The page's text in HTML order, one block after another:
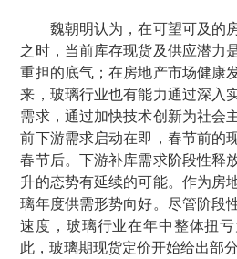
魏朝明认为，在可望可及的
之时，当前库存现货及供应潜力
重担的底气；在房地产市场健康
来，玻璃行业也有能力通过深入
需求，通过加快技术创新为社会
前下游需求启动在即，春节前的
春节后。下游补库需求阶段性释
升的态势有延续的可能。作为房
璃年度供需形势向好。尽管阶段
速度，玻璃行业在年中整体扭
此，玻璃期现货定价开始给出部